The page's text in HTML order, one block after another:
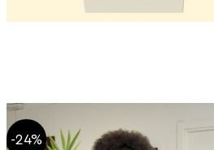
-24%